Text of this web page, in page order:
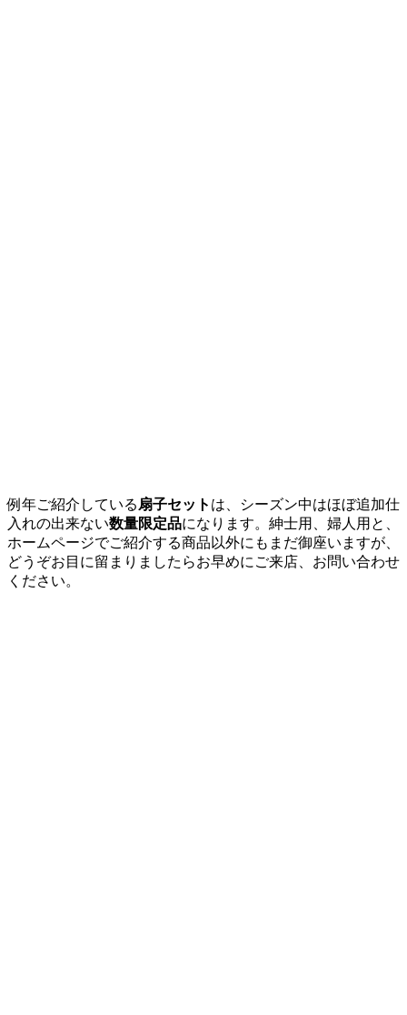
例年ご紹介している扇子セット は、シーズン中はほぼ追加仕
入れの出来ない数量限定品になります。紳士用、婦人用と、
ホームページでご紹介する商品以外にもまだ御座いますが、
どうぞお目に留まりましたらお早めにご来店、お問い合わせ
ください。